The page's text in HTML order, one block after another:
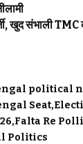
खुद संभाली
political
Seat
Falta Re
Politics